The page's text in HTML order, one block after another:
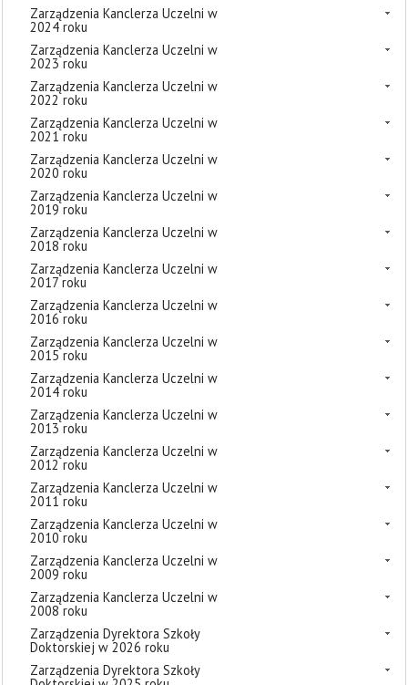
Zarządzenia Kanclerza Uczelni w
2024 roku
Zarządzenia Kanclerza Uczelni w
2023 roku
Zarządzenia Kanclerza Uczelni w
2022 roku
Zarządzenia Kanclerza Uczelni w
2021 roku
Zarządzenia Kanclerza Uczelni w
2020 roku
Zarządzenia Kanclerza Uczelni w
2019 roku
Zarządzenia Kanclerza Uczelni w
2018 roku
Zarządzenia Kanclerza Uczelni w
2017 roku
Zarządzenia Kanclerza Uczelni w
2016 roku
Zarządzenia Kanclerza Uczelni w
2015 roku
Zarządzenia Kanclerza Uczelni w
2014 roku
Zarządzenia Kanclerza Uczelni w
2013 roku
Zarządzenia Kanclerza Uczelni w
2012 roku
Zarządzenia Kanclerza Uczelni w
2011 roku
Zarządzenia Kanclerza Uczelni w
2010 roku
Zarządzenia Kanclerza Uczelni w
2009 roku
Zarządzenia Kanclerza Uczelni w
2008 roku
Zarządzenia Dyrektora Szkoły
Doktorskiej w 2026 roku
Zarządzenia Dyrektora Szkoły